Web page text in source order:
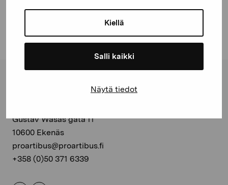
Kiellä
Salli kaikki
Näytä tiedot
Stiftelsen Pro Artibus
Gustav Wasas gata 11
10600 Ekenäs
proartibus@proartibus.fi
+358 (0)50 371 6339